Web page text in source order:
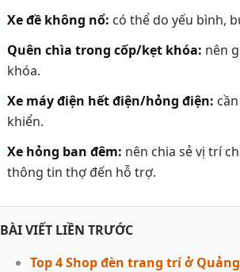
Xe đề không nổ: có thể do yếu bình,
Quên chìa trong cốp/kẹt khóa: nên
khóa.
Xe máy điện hết điện/hỏng điện:
khiển.
Xe hỏng ban đêm: nên chia sẻ vị trí
thông tin thợ đến hỗ trợ.
BÀI VIẾT LIỀN TRƯỚC
Top 4 Shop đèn trang trí ở